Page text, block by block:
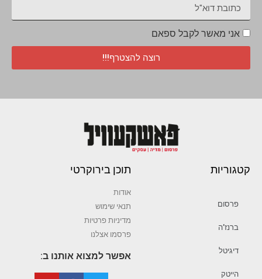
אני מאשר לקבל ספאם
רוצה להצטרף!!!
קטגוריות
פרסום
ברנז’ה
דיגיטל
הייטק
תוכן בירוקרטי
אודות
תנאי שימוש
מדיניות פרטיות
פרסמו אצלנו
אפשר למצוא אותנו ב: